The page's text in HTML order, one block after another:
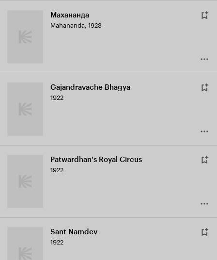
Махананда
Mahananda, 1923
Gajandravache Bhagya
1922
Patwardhan's Royal Circus
1922
Sant Namdev
1922